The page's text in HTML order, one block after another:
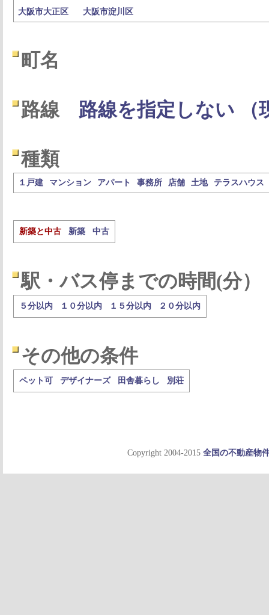
大阪市大正区
大阪市淀川区
町名
路線 路線を指定しない （
種類
１戸建 マンション アパート 事務所 店舗 土地 テラスハウス
新築と中古 新築 中古
駅・バス停までの時間(分）
５分以内 １０分以内 １５分以内 ２０分以内
その他の条件
ペット可 デザイナーズ 田舎暮らし 別荘
Copyright 2004-2015 全国の不動産物